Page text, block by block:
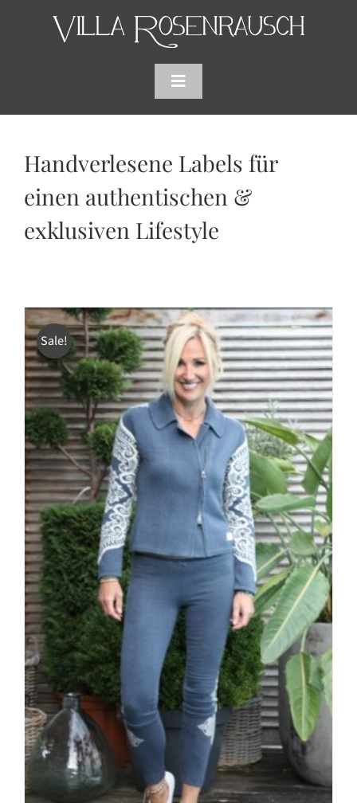
Toggle
Navigation
SHOP
AKTUELLES
SUCHE
Handverlesene Labels für
einen authentischen &
exklusiven Lifestyle
Sale!